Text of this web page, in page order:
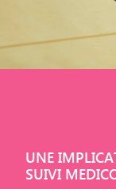
UNE
SUIVI